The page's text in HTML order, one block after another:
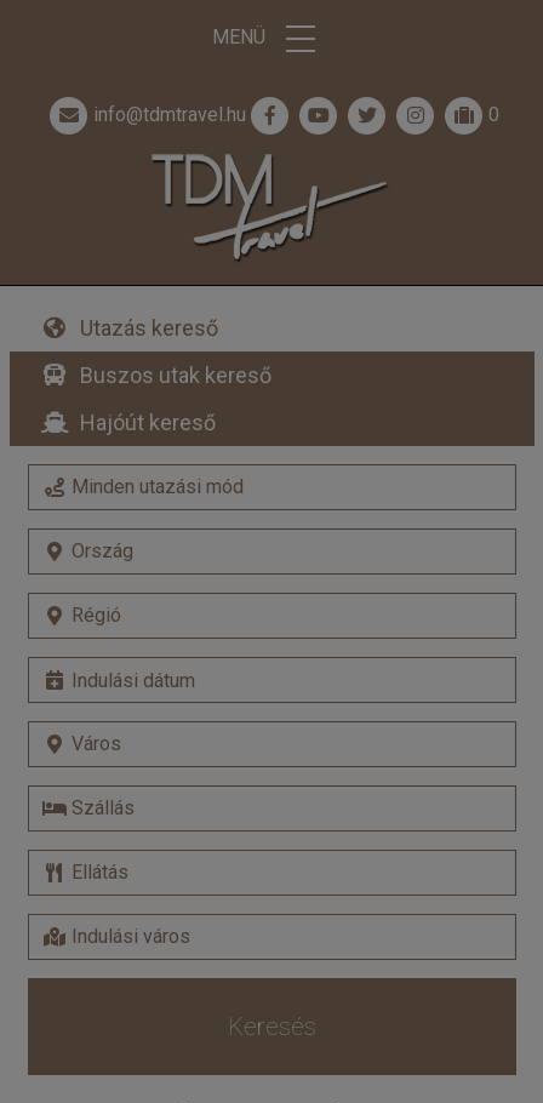
MENÜ
info@tdmtravel.hu 0
Utazás kereső
Buszos utak kereső
Hajóút kereső
Keresés